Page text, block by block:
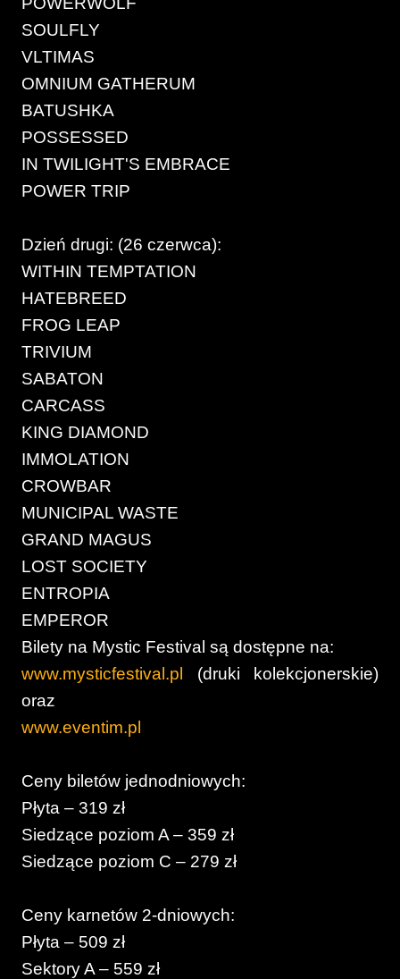
SOULFLY
VLTIMAS
OMNIUM GATHERUM
BATUSHKA
POSSESSED
IN TWILIGHT'S EMBRACE
POWER TRIP
Dzień drugi: (26 czerwca):
WITHIN TEMPTATION
HATEBREED
FROG LEAP
TRIVIUM
SABATON
CARCASS
KING DIAMOND
IMMOLATION
CROWBAR
MUNICIPAL WASTE
GRAND MAGUS
LOST SOCIETY
ENTROPIA
EMPEROR
Bilety na Mystic Festival są dostępne na:
www.mysticfestival.pl
(druki kolekcjonerskie)
oraz
www.eventim.pl
Ceny biletów jednodniowych:
Płyta – 319 zł
Siedzące poziom A – 359 zł
Siedzące poziom C – 279 zł
Ceny karnetów 2-dniowych:
Płyta – 509 zł
Sektory A – 559 zł